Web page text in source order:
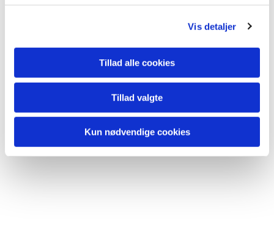
Vis detaljer
Tillad alle cookies
Tillad valgte
Kun nødvendige cookies